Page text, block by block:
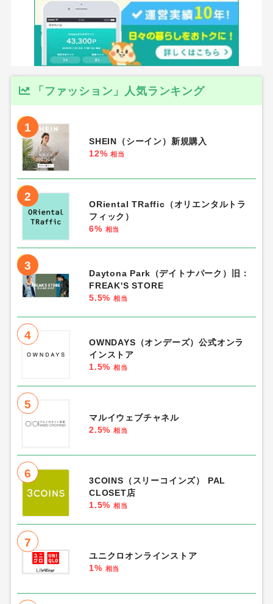
「ファッション」人気ランキング
1
SHEIN（シーイン）新規購入
12% 相当
2
ORiental TRaffic（オリエンタルトラ
フィック）
6% 相当
3
Daytona Park（デイトナパーク）旧：
FREAK'S STORE
5.5% 相当
4
OWNDAYS（オンデーズ）公式オンラ
インストア
1.5% 相当
5
マルイウェブチャネル
2.5% 相当
6
3COINS（スリーコインズ） PAL
CLOSET店
1.5% 相当
7
ユニクロオンラインストア
1% 相当